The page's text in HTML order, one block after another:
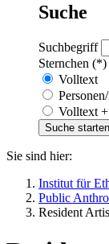
Suche
Suchbegriff
Sternchen (*)
Volltext
Volltext
Sie sind hier:
Institut für
Public
Resident